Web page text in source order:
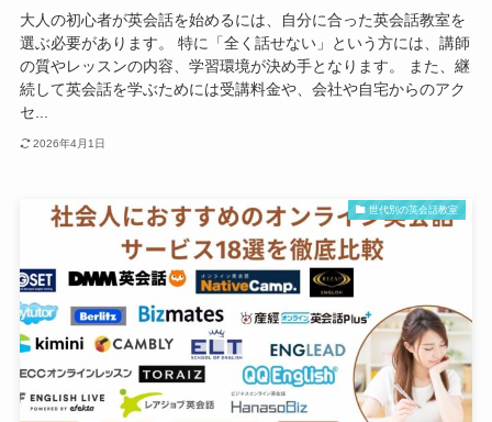
大人の初心者が英会話を始めるには、自分に合った英会話教室を
選ぶ必要があります。 特に「全く話せない」という方には、講師
の質やレッスンの内容、学習環境が決め手となります。 また、継
続して英会話を学ぶためには受講料金や、会社や自宅からのアク
セ...
2026年4月1日
世代別の英会話教室